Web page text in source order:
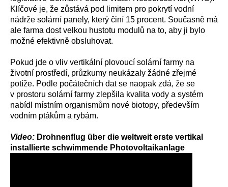
Klíčové je, že zůstává pod limitem pro pokrytí vodní
nádrže solární panely, který činí 15 procent. Současně má
ale farma dost velkou hustotu modulů na to, aby ji bylo
možné efektivně obsluhovat.
Pokud jde o vliv vertikální plovoucí solární farmy na
životní prostředí, průzkumy neukázaly žádné zřejmé
potíže. Podle počátečních dat se naopak zdá, že se
v prostoru solární farmy zlepšila kvalita vody a systém
nabídl místním organismům nové biotopy, především
vodním ptákům a rybám.
Video: Drohnenflug über die weltweit erste vertikal
installierte schwimmende Photovoltaikanlage